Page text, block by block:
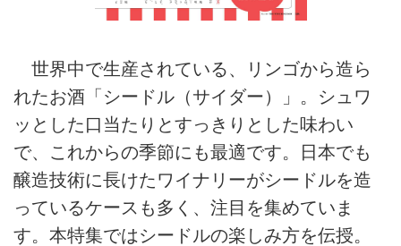
世界中で生産されている、リンゴから造ら
れたお酒「シードル（サイダー）」。シュワ
ッとした口当たりとすっきりとした味わい
で、これからの季節にも最適です。日本でも
醸造技術に長けたワイナリーがシードルを造
っているケースも多く、注目を集めていま
す。本特集ではシードルの楽しみ方を伝授。